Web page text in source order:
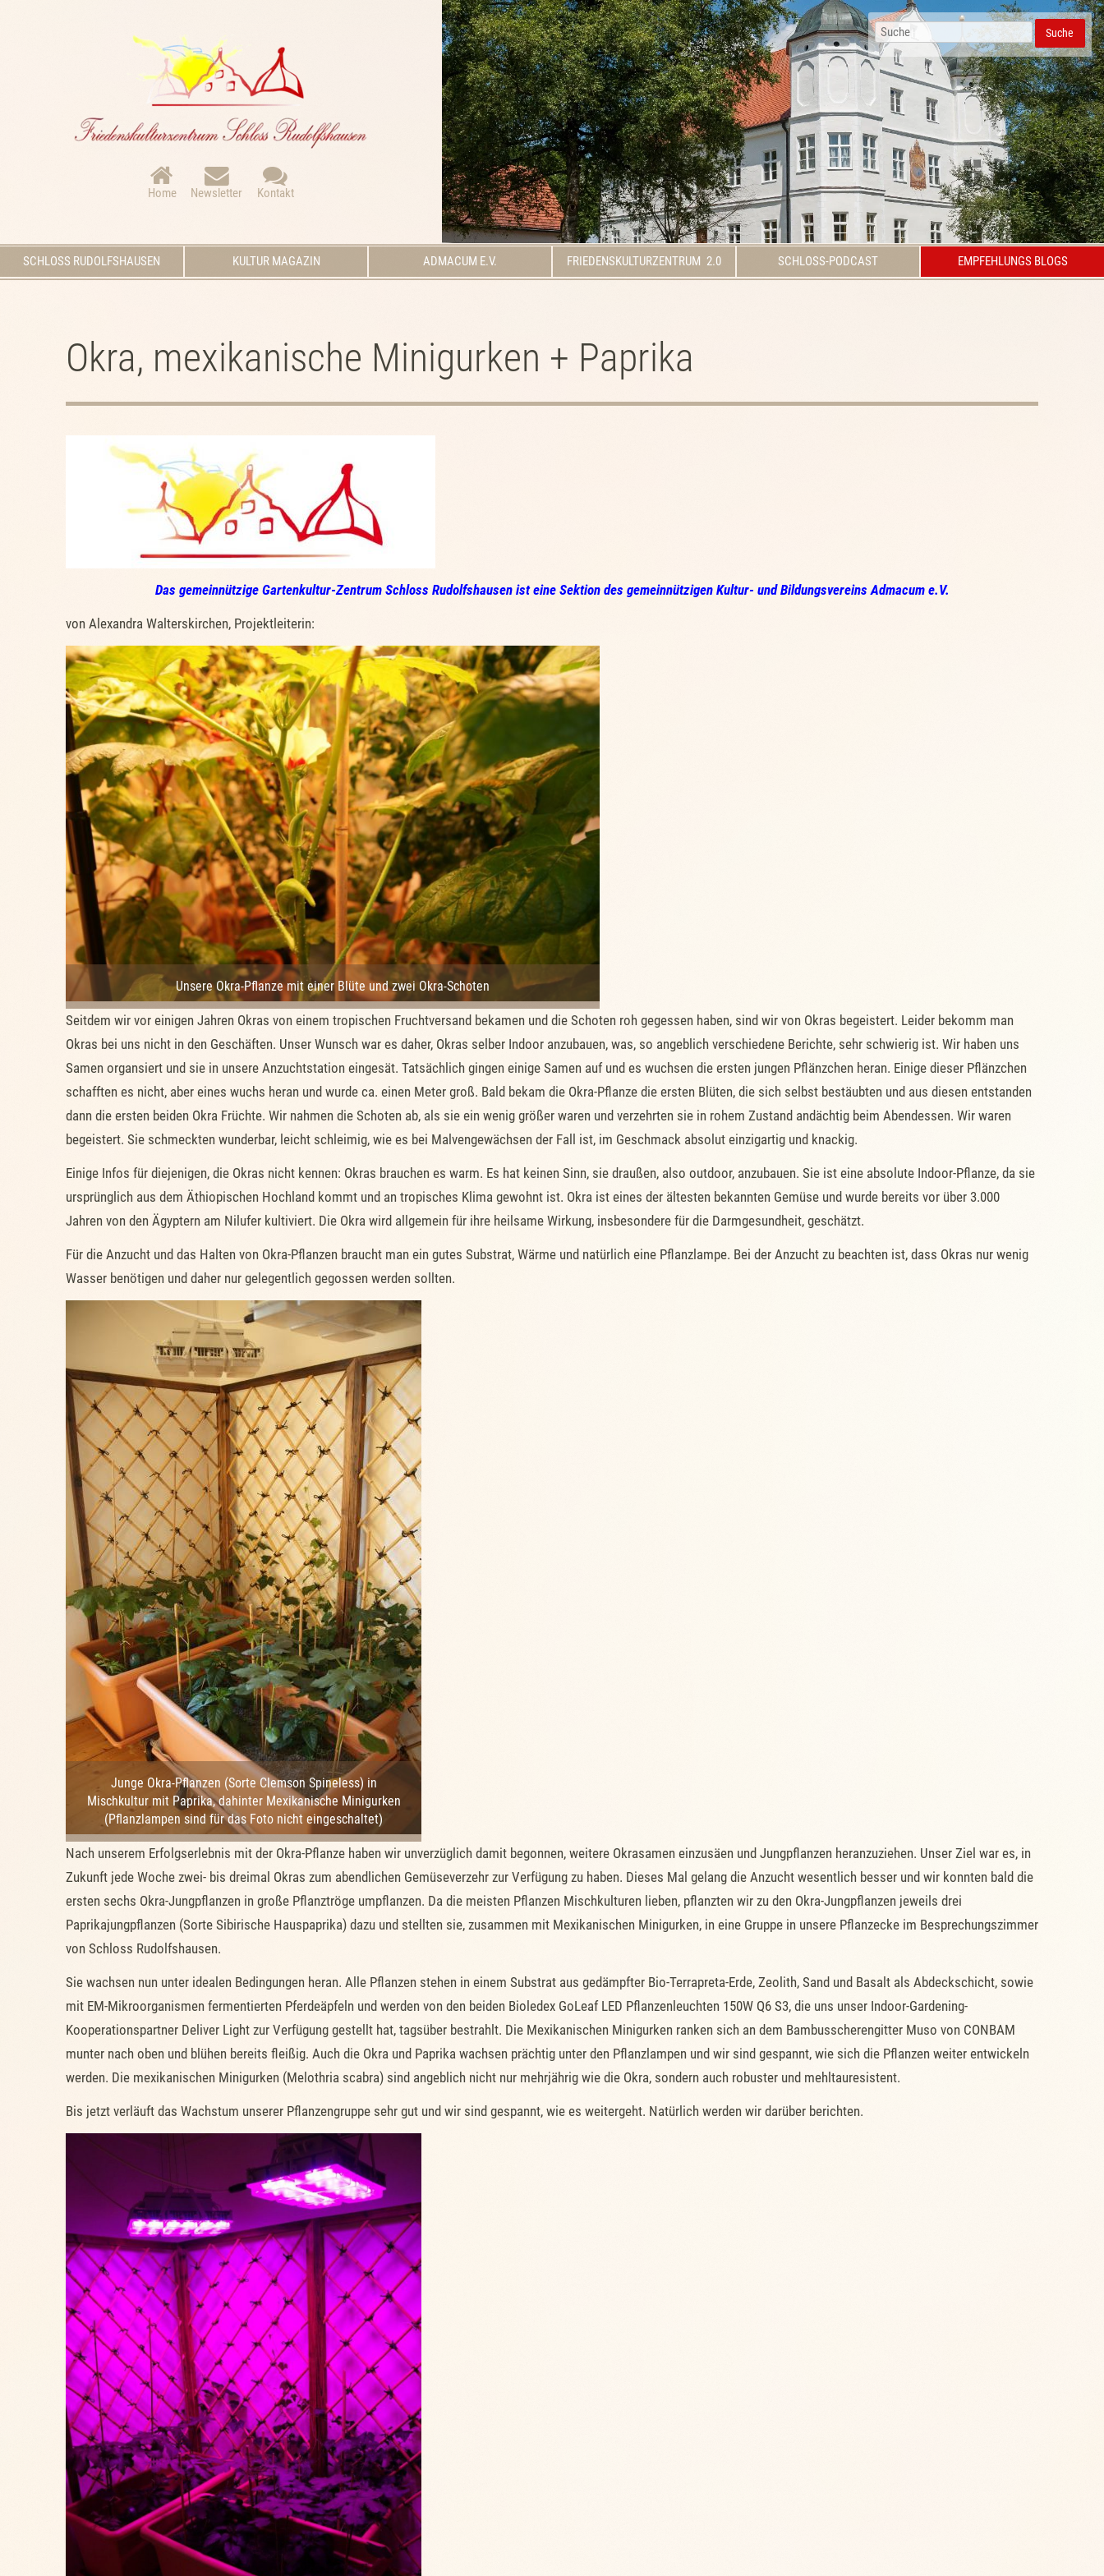
Navigation
überspringen
Home
Newsletter Kontakt
Suche
Navigation
überspringen
SCHLOSS RUDOLFSHAUSEN KULTUR MAGAZIN ADMACUM E.V. FRIEDENSKULTURZENTRUM 2.0 SCHLOSS-PODCAST EMPFEHLUNGS BLOGS
Okra, mexikanische Minigurken + Paprika
Das gemeinnützige Gartenkultur-Zentrum Schloss Rudolfshausen ist eine Sektion des gemeinnützigen Kultur- und BildungsvereinsAdmacum e.V.
von Alexandra Walterskirchen, Projektleiterin:
Unsere Okra-Pflanze mit einer Blüte und zwei Okra-Schoten
Seitdem wir vor einigen Jahren Okras von einem tropischen Fruchtversand bekamen und die Schoten roh gegessen haben, sind wir von Okras begeistert. Leider bekomm man
Okras bei uns nicht in den Geschäften. Unser Wunsch war es daher, Okras selber Indoor anzubauen, was, so angeblich verschiedene Berichte, sehr schwierig ist. Wir haben uns
Samen organsiert und sie in unsere Anzuchtstation eingesät. Tatsächlich gingen einige Samen auf und es wuchsen die ersten jungen Pflänzchen heran. Einige dieser Pflänzchen
schafften es nicht, aber eines wuchs heran und wurde ca. einen Meter groß. Bald bekam die Okra-Pflanze die ersten Blüten, die sich selbst bestäubten und aus diesen entstanden
dann die ersten beiden Okra Früchte. Wir nahmen die Schoten ab, als sie ein wenig größer waren und verzehrten sie in rohem Zustand andächtig beim Abendessen. Wir waren
begeistert. Sie schmeckten wunderbar, leicht schleimig, wie es bei Malvengewächsen der Fall ist, im Geschmack absolut einzigartig und knackig.
Einige Infos für diejenigen, die Okras nicht kennen: Okras brauchen es warm. Es hat keinen Sinn, sie draußen, also outdoor, anzubauen. Sie ist eine absolute Indoor-Pflanze, da sie
ursprünglich aus dem Äthiopischen Hochland kommt und an tropisches Klima gewohnt ist. Okra ist eines der ältesten bekannten Gemüse und wurde bereits vor über 3.000
Jahren von den Ägyptern am Nilufer kultiviert. Die Okra wird allgemein für ihre heilsame Wirkung, insbesondere für die Darmgesundheit, geschätzt.
Für die Anzucht und das Halten von Okra-Pflanzen braucht man ein gutes Substrat, Wärme und natürlich eine Pflanzlampe. Bei der Anzucht zu beachten ist, dass Okras nur wenig
Wasser benötigen und daher nur gelegentlich gegossen werden sollten.
Junge Okra-Pflanzen (Sorte Clemson Spineless) in
Mischkultur mit Paprika, dahinter Mexikanische Minigurken
(Pflanzlampen sind für das Foto nicht eingeschaltet)
Nach unserem Erfolgserlebnis mit der Okra-Pflanze haben wir unverzüglich damit begonnen, weitere Okrasamen einzusäen und Jungpflanzen heranzuziehen. Unser Ziel war es, in
Zukunft jede Woche zwei- bis dreimal Okras zum abendlichen Gemüseverzehr zur Verfügung zu haben. Dieses Mal gelang die Anzucht wesentlich besser und wir konnten bald die
ersten sechs Okra-Jungpflanzen in große Pflanztröge umpflanzen. Da die meisten Pflanzen Mischkulturen lieben, pflanzten wir zu den Okra-Jungpflanzen jeweils drei
Paprikajungpflanzen (Sorte Sibirische Hauspaprika) dazu und stellten sie, zusammen mit Mexikanischen Minigurken, in eine Gruppe in unsere Pflanzecke im Besprechungszimmer
von Schloss Rudolfshausen.
Sie wachsen nun unter idealen Bedingungen heran. Alle Pflanzen stehen in einem Substrat aus gedämpfter Bio-Terrapreta-Erde, Zeolith, Sand und Basalt als Abdeckschicht, sowie
mit EM-Mikroorganismen fermentierten Pferdeäpfeln und werden von den beiden Bioledex GoLeaf LED Pflanzenleuchten 150W Q6 S3, die uns unser Indoor-Gardening-
Kooperationspartner Deliver Light zur Verfügung gestellt hat, tagsüber bestrahlt. Die Mexikanischen Minigurken ranken sich an dem Bambusscherengitter Muso von CONBAM
munter nach oben und blühen bereits fleißig. Auch die Okra und Paprika wachsen prächtig unter den Pflanzlampen und wir sind gespannt, wie sich die Pflanzen weiter entwickeln
werden. Die mexikanischen Minigurken (Melothria scabra) sind angeblich nicht nur mehrjährig wie die Okra, sondern auch robuster und mehltauresistent.
Bis jetzt verläuft das Wachstum unserer Pflanzengruppe sehr gut und wir sind gespannt, wie es weitergeht. Natürlich werden wir darüber berichten.